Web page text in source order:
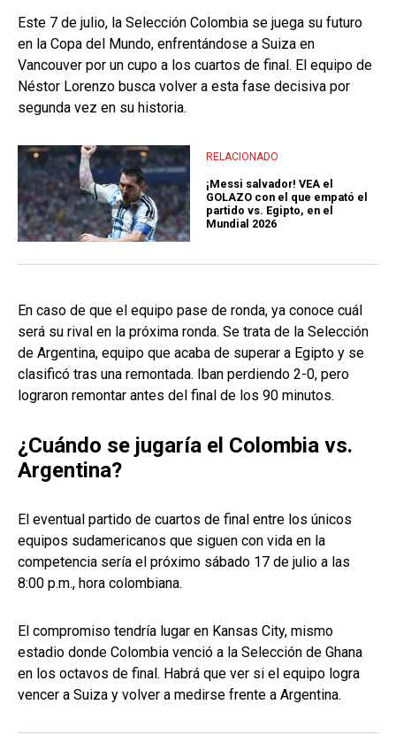
Este 7 de julio, la Selección Colombia se juega su futuro
en la Copa del Mundo, enfrentándose a Suiza en
Vancouver por un cupo a los cuartos de final. El equipo de
Néstor Lorenzo busca volver a esta fase decisiva por
segunda vez en su historia.
RELACIONADO
¡Messi salvador! VEA el
GOLAZO con el que empató el
partido vs. Egipto, en el
Mundial 2026
En caso de que el equipo pase de ronda, ya conoce cuál
será su rival en la próxima ronda. Se trata de la Selección
de Argentina, equipo que acaba de superar a Egipto y se
clasificó tras una remontada. Iban perdiendo 2-0, pero
lograron remontar antes del final de los 90 minutos.
¿Cuándo se jugaría el Colombia vs.
Argentina?
El eventual partido de cuartos de final entre los únicos
equipos sudamericanos que siguen con vida en la
competencia sería el próximo sábado 17 de julio a las
8:00 p.m., hora colombiana.
El compromiso tendría lugar en Kansas City, mismo
estadio donde Colombia venció a la Selección de Ghana
en los octavos de final. Habrá que ver si el equipo logra
vencer a Suiza y volver a medirse frente a Argentina.